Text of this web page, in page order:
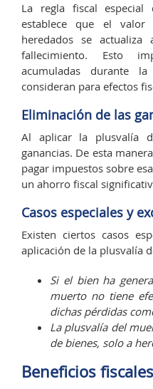
La regla fiscal
establece que el
heredados se
fallecimiento. Esto
acumuladas durante
consideran para efectos
Eliminación de las
Al aplicar la plusvalía
ganancias. De esta
pagar impuestos sobre
un ahorro fiscal
Casos especiales y
Existen ciertos casos
aplicación de la plusvalía
Si el bien ha
muerto no tiene
dichas pérdidas
La plusvalía del
de bienes, solo a
Beneficios